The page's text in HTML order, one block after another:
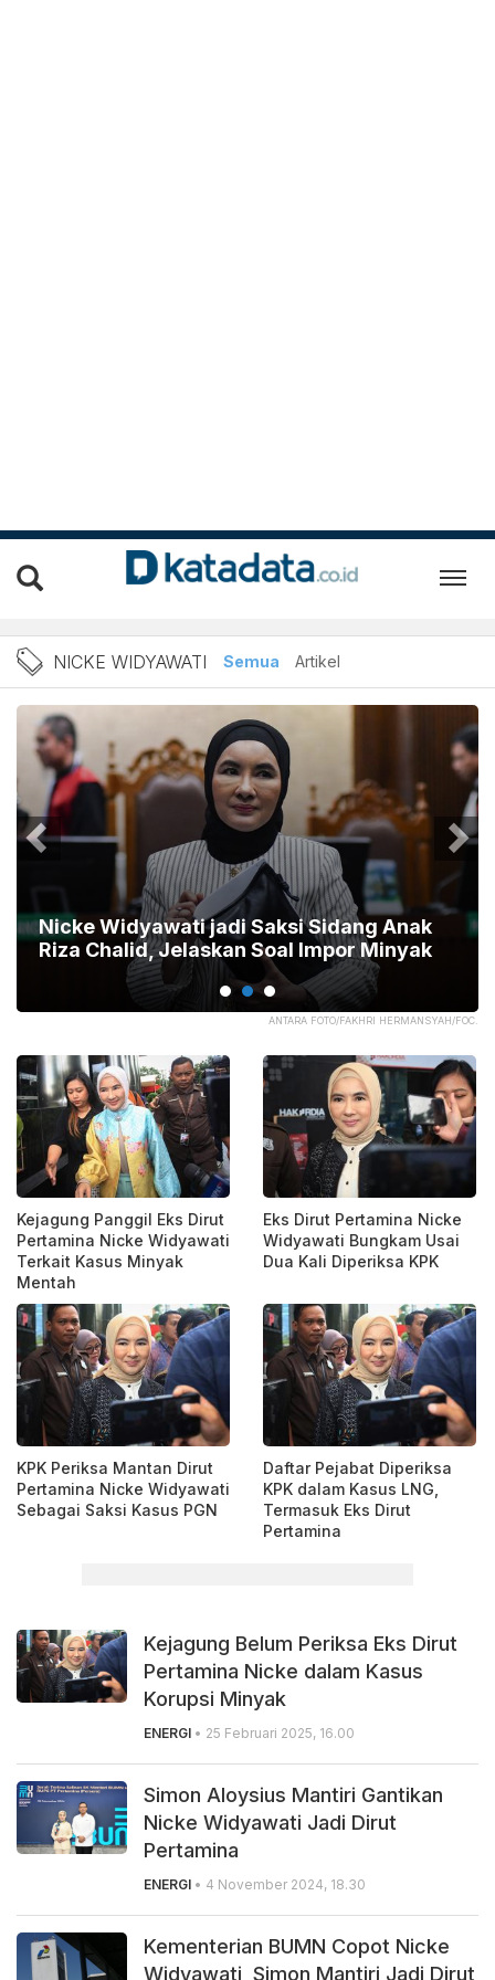
Berita Nicke Widyawati
NICKE WIDYAWATI Semua Artikel
ANTARA FOTO/FAKHRI HERMANSYAH/FOC.
Nicke Widyawati jadi Saksi Sidang Anak
Riza Chalid, Jelaskan Soal Impor Minyak
Kejagung Panggil Eks Dirut
Pertamina Nicke Widyawati
Terkait Kasus Minyak
Mentah
Eks Dirut Pertamina Nicke
Widyawati Bungkam Usai
Dua Kali Diperiksa KPK
KPK Periksa Mantan Dirut
Pertamina Nicke Widyawati
Sebagai Saksi Kasus PGN
Daftar Pejabat Diperiksa
KPK dalam Kasus LNG,
Termasuk Eks Dirut
Pertamina
Kejagung Belum Periksa Eks Dirut
Pertamina Nicke dalam Kasus
Korupsi Minyak
ENERGI • 25 Februari 2025, 16.00
Simon Aloysius Mantiri Gantikan
Nicke Widyawati Jadi Dirut
Pertamina
ENERGI • 4 November 2024, 18.30
Kementerian BUMN Copot Nicke
Widyawati, Simon Mantiri Jadi Dirut